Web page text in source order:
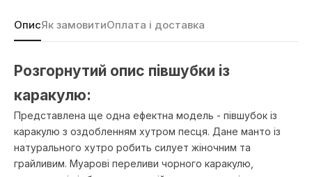
ОписЯк замовитиОплата і доставка
Розгорнутий опис півшубки із
каракулю:
Представлена ще одна ефектна модель - півшубок із
каракулю з оздобленням хутром песця. Дане манто із
натурального хутро робить силует жіночним та
грайливим. Муарові переливи чорного каракулю,